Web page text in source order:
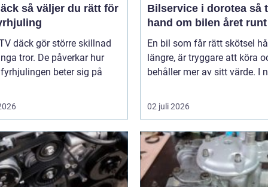
du rätt för
däck gör större skillnad
tror. De påverkar hur
beter sig på
Bilservice i dorotea så tar du
hand om bilen året runt
En bil som får rätt skötsel
längre, är tryggare att köra
behåller mer av sitt värde. I
02 juli 2026